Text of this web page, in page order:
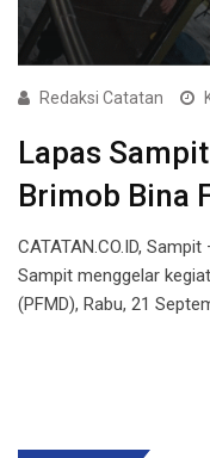
Redaksi Catatan
Lapas
Brimob Bina
CATATAN.CO.ID,
Sampit menggelar
(PFMD), Rabu, 21